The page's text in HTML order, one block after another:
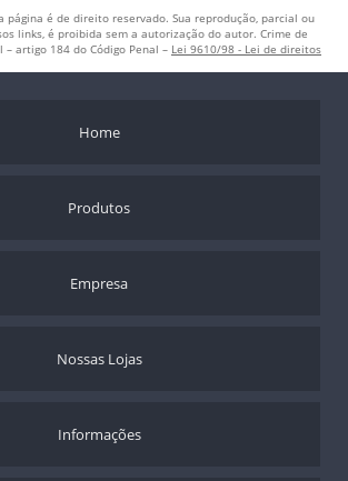
página é de direito reservado. Sua reprodução, parcial ou
links, é proibida sem a autorização do autor. Crime de
artigo 184 do Código Penal – Lei 9610/98 - Lei de direitos
Home
Produtos
Empresa
Nossas Lojas
Informações